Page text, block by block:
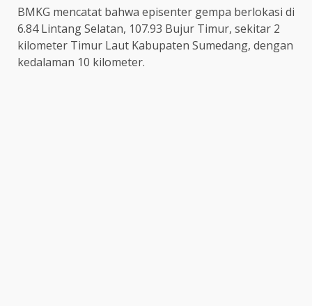
BMKG mencatat bahwa episenter gempa berlokasi di
6.84 Lintang Selatan, 107.93 Bujur Timur, sekitar 2
kilometer Timur Laut Kabupaten Sumedang, dengan
kedalaman 10 kilometer.